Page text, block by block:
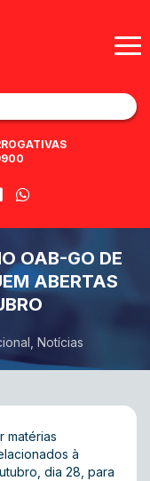
OAB-GO DE
ABERTAS
Notícias
matérias
à
dia 28, para